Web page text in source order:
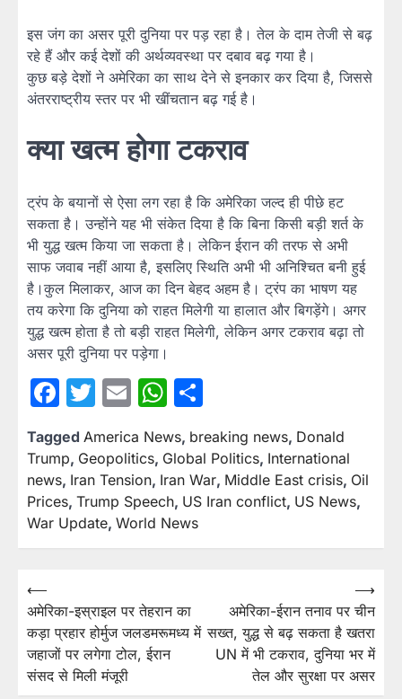
इस जंग का असर पूरी दुनिया पर पड़ रहा है। तेल के दाम तेजी से बढ़
रहे हैं और कई देशों की अर्थव्यवस्था पर दबाव बढ़ गया है।
कुछ बड़े देशों ने अमेरिका का साथ देने से इनकार कर दिया है, जिससे
अंतरराष्ट्रीय स्तर पर भी खींचतान बढ़ गई है।
क्या खत्म होगा टकराव
ट्रंप के बयानों से ऐसा लग रहा है कि अमेरिका जल्द ही पीछे हट
सकता है। उन्होंने यह भी संकेत दिया है कि बिना किसी बड़ी शर्त के
भी युद्ध खत्म किया जा सकता है। लेकिन ईरान की तरफ से अभी
साफ जवाब नहीं आया है, इसलिए स्थिति अभी भी अनिश्चित बनी हुई
है।कुल मिलाकर, आज का दिन बेहद अहम है। ट्रंप का भाषण यह
तय करेगा कि दुनिया को राहत मिलेगी या हालात और बिगड़ेंगे। अगर
युद्ध खत्म होता है तो बड़ी राहत मिलेगी, लेकिन अगर टकराव बढ़ा तो
असर पूरी दुनिया पर पड़ेगा।
Facebook
Twitter
EmailWhatsApp
Tagged America News, breaking news, Donald
Trump, Geopolitics, Global Politics, International
news, Iran Tension, Iran War, Middle East crisis, Oil
Prices, Trump Speech, US Iran conflict, US News,
War Update, World News
Post
navigation
⟵
अमेरिका-इस्राइल पर तेहरान का
कड़ा प्रहार होर्मुज जलडमरूमध्य में
जहाजों पर लगेगा टोल, ईरान
संसद से मिली मंजूरी
अमेरिका-ईरान तनाव पर चीन
सख्त, युद्ध से बढ़ सकता है खतरा
UN में भी टकराव, दुनिया भर में
तेल और सुरक्षा पर असर
⟶